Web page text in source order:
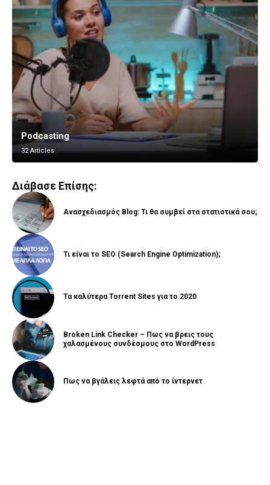
Podcasting
32 Articles
Vlogging
8 Articles
Διάβασε Επίσης:
Ανασχεδιασμός Blog: Τι θα συμβεί στα στατιστικά σου;
Τι είναι το SEO (Search Engine Optimization);
Τα καλύτερα Torrent Sites για το 2020
Broken Link Checker – Πως να βρεις τους
χαλασμένους συνδέσμους στο WordPress
Πως να βγάλεις λεφτά από το ίντερνετ